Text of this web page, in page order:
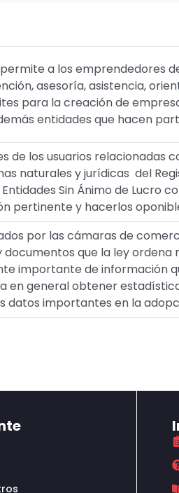
a los emprendedores
asesoría, asistencia,
para la creación de
entidades que hacen
de los usuarios relacionadas
naturales y jurídicas del
Sin Ánimo de Lucro
pertinente y hacerlos
por las cámaras de
documentos que la ley ordena
importante de información
en general obtener
datos importantes en la